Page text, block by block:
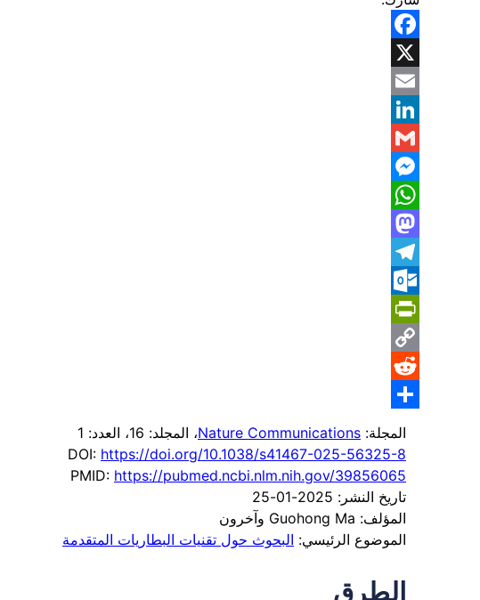
Facebook
X
Email
LinkedIn
Gmail
Messenger
WhatsApp
Mastodon
Telegram
Outlook.com
PrintFriendly
Copy
Link
Reddit
Share
المجلة: Nature Communications، المجلد: 16
، العدد: 1
DOI: https://doi.org/10.1038/s41467-025-56325-8
PMID: https://pubmed.ncbi.nlm.nih.gov/39856065
تاريخ النشر: 2025-01-25
المؤلف: Guohong Ma وآخرون
الموضوع الرئيسي: البحوث حول تقنيات البطاريات المتقدمة
الطرق